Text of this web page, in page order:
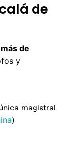
de
de
y
magistral
)